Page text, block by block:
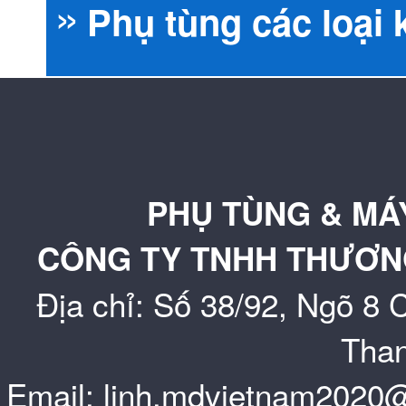
Bộ điều khiển
Bộ điều khiển
Các Loại Khác...
AVR Lixise
AVR Marelli
AVR Mecc Alte
Doosan /
Phụ tùng các loại
Phụ tùng máy
Bơm nhiên liệu
PHỤ TÙNG &
CÔNG TY TNHH
Địa chỉ: Số 38/92, Ngõ 8
Email: